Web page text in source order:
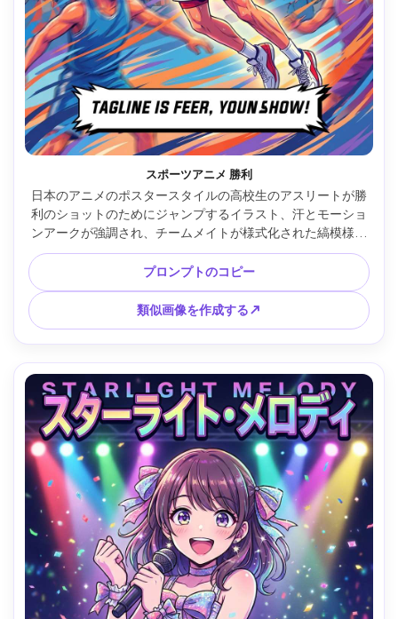
スポーツアニメ 勝利
日本のアニメのポスタースタイルの高校生のアスリートが勝
利のショットのためにジャンプするイラスト、汗とモーショ
ンアークが強調され、チームメイトが様式化された縞模様で
後ろにぼやけ、スタジアムの照明が燃え上がり、彩度の高い
色、鮮明なセルシェーディング、チーム名の上部にダイナミ
ックなタイポグラフィスペース、やる気を起こさせるキャッ
チフレーズエリア、エネルギッシュな構図 --ar 4:5
プロンプトのコピー
類似画像を作成する↗